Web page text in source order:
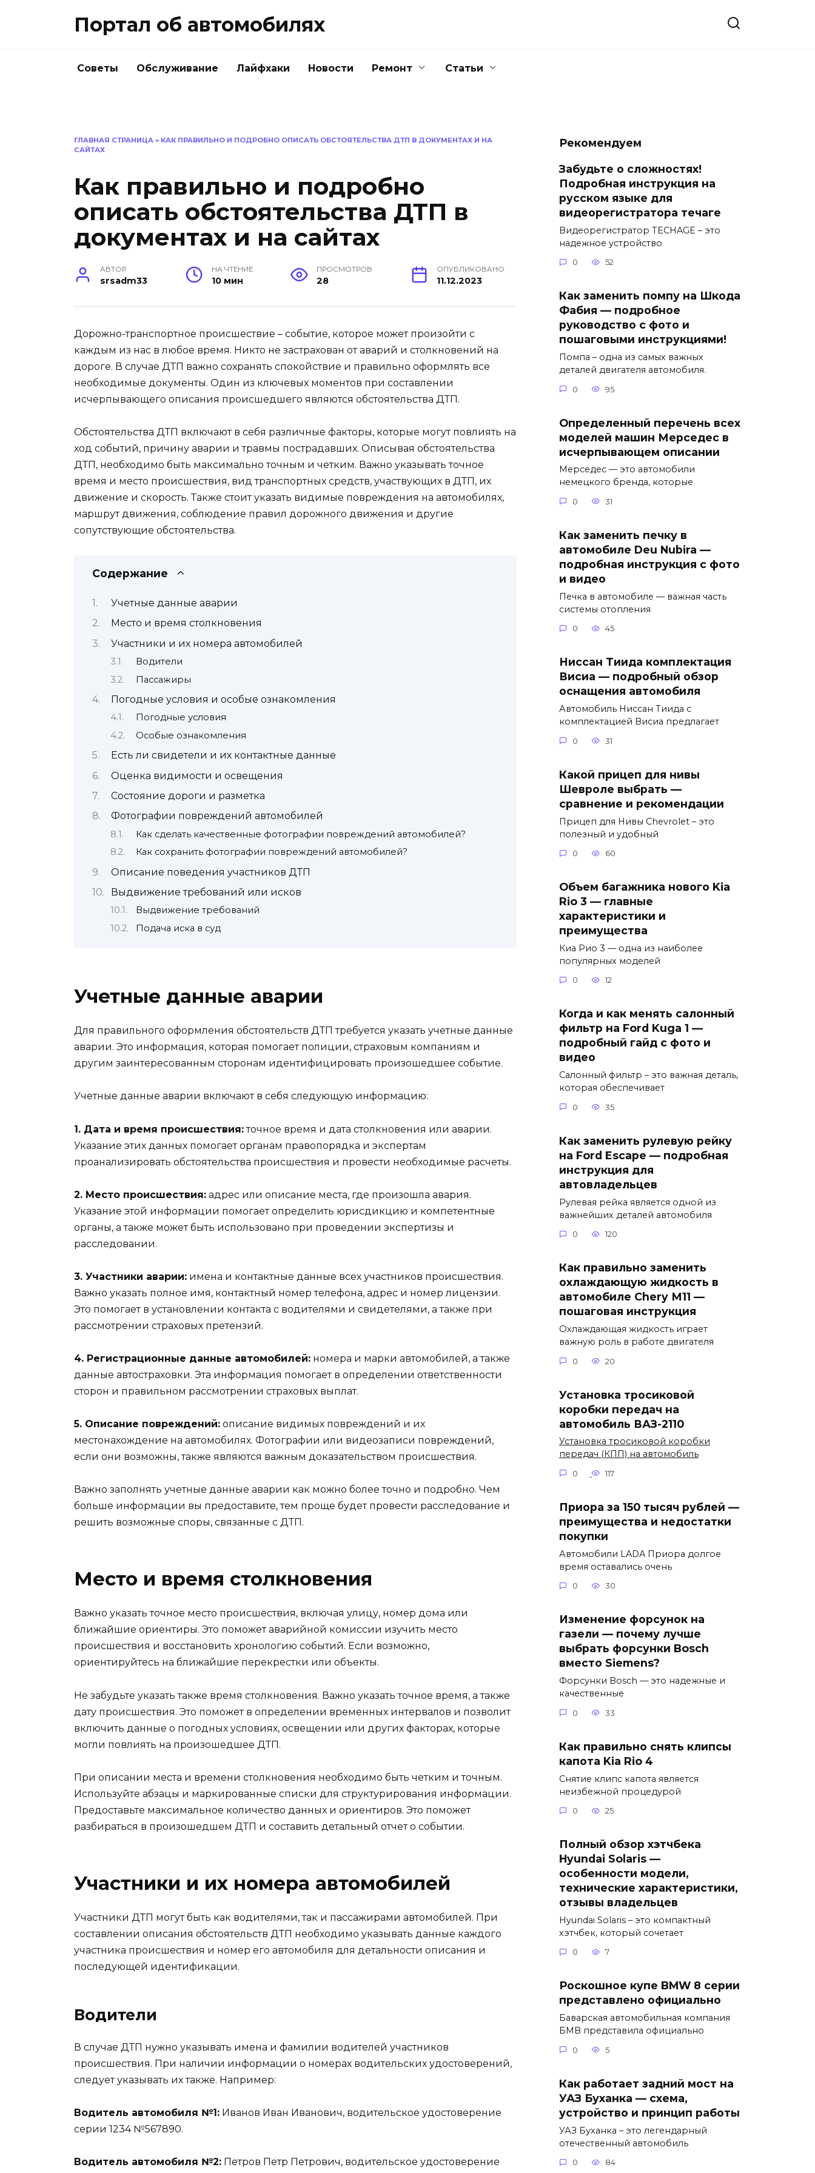
Портал об автомобилях
Советы Обслуживание Лайфхаки Новости Ремонт Статьи
ГЛАВНАЯ СТРАНИЦА » КАК ПРАВИЛЬНО И ПОДРОБНО ОПИСАТЬ ОБСТОЯТЕЛЬСТВА ДТП В ДОКУМЕНТАХ И НА
САЙТАХ
Как правильно и подробно
описать обстоятельства ДТП в
документах и на сайтах
АВТОР
srsadm33
НА ЧТЕНИЕ
10 мин
ПРОСМОТРОВ
28
ОПУБЛИКОВАНО
11.12.2023
Дорожно-транспортное происшествие – событие, которое может произойти с
каждым из нас в любое время. Никто не застрахован от аварий и столкновений на
дороге. В случае ДТП важно сохранять спокойствие и правильно оформлять все
необходимые документы. Один из ключевых моментов при составлении
исчерпывающего описания происшедшего являются обстоятельства ДТП.
Обстоятельства ДТП включают в себя различные факторы, которые могут повлиять на
ход событий, причину аварии и травмы пострадавших. Описывая обстоятельства
ДТП, необходимо быть максимально точным и четким. Важно указывать точное
время и место происшествия, вид транспортных средств, участвующих в ДТП, их
движение и скорость. Также стоит указать видимые повреждения на автомобилях,
маршрут движения, соблюдение правил дорожного движения и другие
сопутствующие обстоятельства.
Содержание
Учетные данные аварии
Место и время столкновения
Участники и их номера автомобилей
Водители
Пассажиры
Погодные условия и особые ознакомления
Погодные условия
Особые ознакомления
Есть ли свидетели и их контактные данные
Оценка видимости и освещения
Состояние дороги и разметка
Фотографии повреждений автомобилей
Как сделать качественные фотографии повреждений автомобилей?
Как сохранить фотографии повреждений автомобилей?
Описание поведения участников ДТП
Выдвижение требований или исков
Выдвижение требований
Подача иска в суд
Учетные данные аварии
Для правильного оформления обстоятельств ДТП требуется указать учетные данные
аварии. Это информация, которая помогает полиции, страховым компаниям и
другим заинтересованным сторонам идентифицировать произошедшее событие.
Учетные данные аварии включают в себя следующую информацию:
1. Дата и время происшествия:точное время и дата столкновения или аварии.
Указание этих данных помогает органам правопорядка и экспертам
проанализировать обстоятельства происшествия и провести необходимые расчеты.
2. Место происшествия: адрес или описание места, где произошла авария.
Указание этой информации помогает определить юрисдикцию и компетентные
органы, а также может быть использовано при проведении экспертизы и
расследовании.
3. Участники аварии: имена и контактные данные всех участников происшествия.
Важно указать полное имя, контактный номер телефона, адрес и номер лицензии.
Это помогает в установлении контакта с водителями и свидетелями, а также при
рассмотрении страховых претензий.
4. Регистрационные данные автомобилей: номера и марки автомобилей, а также
данные автостраховки. Эта информация помогает в определении ответственности
сторон и правильном рассмотрении страховых выплат.
5. Описание повреждений: описание видимых повреждений и их
местонахождение на автомобилях. Фотографии или видеозаписи повреждений,
если они возможны, также являются важным доказательством происшествия.
Важно заполнять учетные данные аварии как можно более точно и подробно. Чем
больше информации вы предоставите, тем проще будет провести расследование и
решить возможные споры, связанные с ДТП.
Место и время столкновения
Важно указать точное место происшествия, включая улицу, номер дома или
ближайшие ориентиры. Это поможет аварийной комиссии изучить место
происшествия и восстановить хронологию событий. Если возможно,
ориентируйтесь на ближайшие перекрестки или объекты.
Не забудьте указать также время столкновения. Важно указать точное время, а также
дату происшествия. Это поможет в определении временных интервалов и позволит
включить данные о погодных условиях, освещении или других факторах, которые
могли повлиять на произошедшее ДТП.
При описании места и времени столкновения необходимо быть четким и точным.
Используйте абзацы и маркированные списки для структурирования информации.
Предоставьте максимальное количество данных и ориентиров. Это поможет
разбираться в произошедшем ДТП и составить детальный отчет о событии.
Участники и их номера автомобилей
Участники ДТП могут быть как водителями, так и пассажирами автомобилей. При
составлении описания обстоятельств ДТП необходимо указывать данные каждого
участника происшествия и номер его автомобиля для детальности описания и
последующей идентификации.
Водители
В случае ДТП нужно указывать имена и фамилии водителей участников
происшествия. При наличии информации о номерах водительских удостоверений,
следует указывать их также. Например:
Водитель автомобиля №1: Иванов Иван Иванович, водительское удостоверение
серии 1234 №567890.
Водитель автомобиля №2: Петров Петр Петрович, водительское удостоверение
Рекомендуем
Забудьте о сложностях!
Подробная инструкция на
русском языке для
видеорегистратора течаге
Видеорегистратор TECHAGE – это
надежное устройство
0 52
Как заменить помпу на Шкода
Фабия — подробное
руководство с фото и
пошаговыми инструкциями!
Помпа – одна из самых важных
деталей двигателя автомобиля.
0 95
Определенный перечень всех
моделей машин Мерседес в
исчерпывающем описании
Мерседес — это автомобили
немецкого бренда, которые
0 31
Как заменить печку в
автомобиле Deu Nubira —
подробная инструкция с фото
и видео
Печка в автомобиле — важная часть
системы отопления
0 45
Ниссан Тиида комплектация
Висиа — подробный обзор
оснащения автомобиля
Автомобиль Ниссан Тиида с
комплектацией Висиа предлагает
0 31
Какой прицеп для нивы
Шевроле выбрать —
сравнение и рекомендации
Прицеп для Нивы Chevrolet – это
полезный и удобный
0 60
Объем багажника нового Kia
Rio 3 — главные
характеристики и
преимущества
Киа Рио 3 — одна из наиболее
популярных моделей
0 12
Когда и как менять салонный
фильтр на Ford Kuga 1 —
подробный гайд с фото и
видео
Салонный фильтр – это важная деталь,
которая обеспечивает
0 35
Как заменить рулевую рейку
на Ford Escape — подробная
инструкция для
автовладельцев
Рулевая рейка является одной из
важнейших деталей автомобиля
0 120
Как правильно заменить
охлаждающую жидкость в
автомобиле Chery М11 —
пошаговая инструкция
Охлаждающая жидкость играет
важную роль в работе двигателя
0 20
Установка тросиковой
коробки передач на
автомобиль ВАЗ-2110
Установка тросиковой коробки
передач (КПП) на автомобиль
0 117
Приора за 150 тысяч рублей —
преимущества и недостатки
покупки
Автомобили LADA Приора долгое
время оставались очень
0 30
Изменение форсунок на
газели — почему лучше
выбрать форсунки Bosch
вместо Siemens?
Форсунки Bosch — это надежные и
качественные
0 33
Как правильно снять клипсы
капота Kia Rio 4
Снятие клипс капота является
неизбежной процедурой
0 25
Полный обзор хэтчбека
Hyundai Solaris —
особенности модели,
технические характеристики,
отзывы владельцев
Hyundai Solaris – это компактный
хэтчбек, который сочетает
0 7
Роскошное купе BMW 8 серии
представлено официально
Баварская автомобильная компания
БМВ представила официально
0 5
Как работает задний мост на
УАЗ Буханка — схема,
устройство и принцип работы
УАЗ Буханка – это легендарный
отечественный автомобиль
0 84